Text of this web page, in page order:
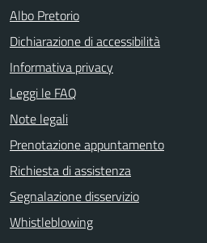
Albo Pretorio
Dichiarazione di accessibilità
Informativa privacy
Leggi le FAQ
Note legali
Prenotazione appuntamento
Richiesta di assistenza
Segnalazione disservizio
Whistleblowing